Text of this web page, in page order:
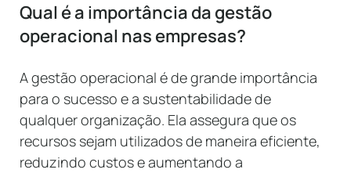
Qual é a importância da gestão
operacional nas empresas?
A gestão operacional é de grande importância
para o sucesso e a sustentabilidade de
qualquer organização. Ela assegura que os
recursos sejam utilizados de maneira eficiente,
reduzindo custos e aumentando a